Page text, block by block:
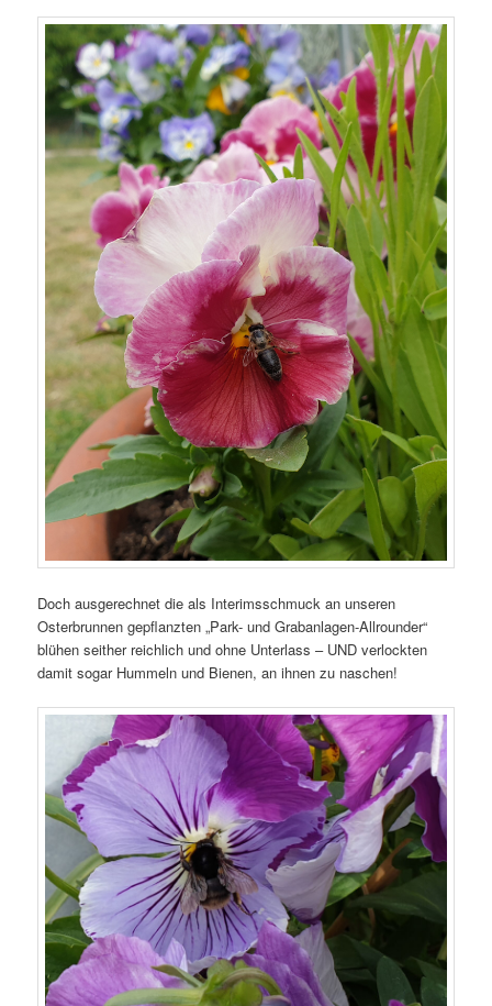
Doch ausgerechnet die als Interimsschmuck an unseren
Osterbrunnen gepflanzten „Park- und Grabanlagen-Allrounder“
blühen seither reichlich und ohne Unterlass – UND verlockten
damit sogar Hummeln und Bienen, an ihnen zu naschen!